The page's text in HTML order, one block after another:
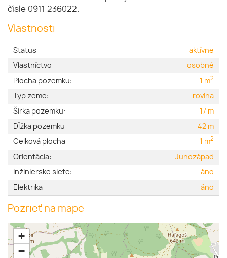
čísle 0911 236022.
Vlastnosti
Status:
aktívne
Vlastníctvo:
osobné
Plocha pozemku:
1 m2
Typ zeme:
rovina
Šírka pozemku:
17 m
Dĺžka pozemku:
42 m
Celková plocha:
1 m2
Orientácia:
Juhozápad
Inžinierske siete:
áno
Elektrika:
áno
Pozrieť na mape
+
−